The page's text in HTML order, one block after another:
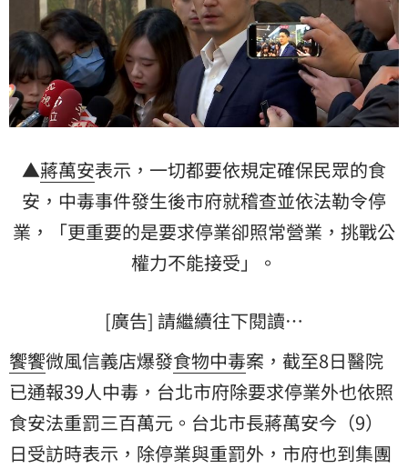
▲蔣萬安表示，一切都要依規定確保民眾的食
安，中毒事件發生後市府就稽查並依法勒令停
業，「更重要的是要求停業卻照常營業，挑戰公
權力不能接受」。
[廣告] 請繼續往下閱讀…
饗饗微風信義店爆發食物中毒案，截至8日醫院
已通報39人中毒，台北市府除要求停業外也依照
食安法重罰三百萬元。台北市長蔣萬安今（9）
日受訪時表示，除停業與重罰外，市府也到集團